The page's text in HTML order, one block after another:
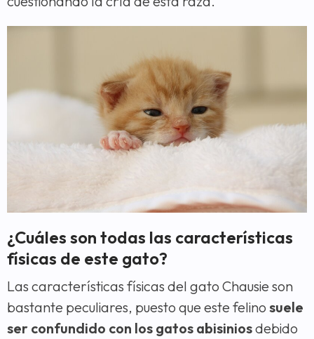
¿Cuáles son todas las características
físicas de este gato?
Las características físicas del gato Chausie son
bastante peculiares, puesto que este felino suele
ser confundido con los gatos abisiniosdebido